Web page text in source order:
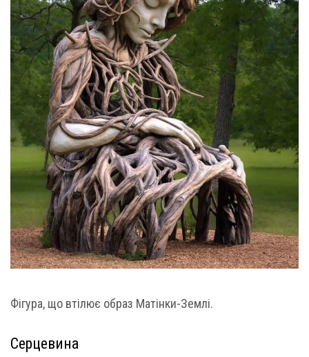
Фігура, що втілює образ Матінки-Землі.
Серцевина